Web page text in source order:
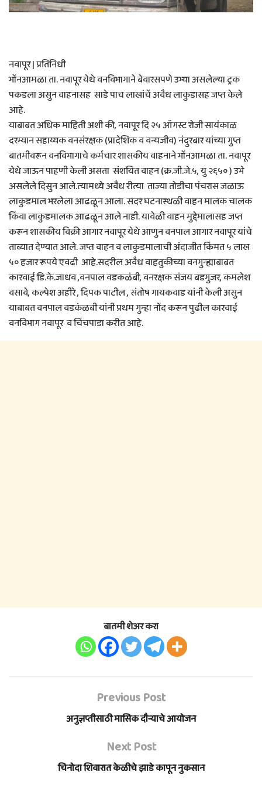
नवापूर | प्रतिनिधी
भोंनआमळा ता. नवापूर येथे वनविभागाने बेवारसपणे उभ्या असलेल्या ट्रक
पकडला असुन वाहनासह साडे पाच लाखांचें अवैध लाकुडासह जप्त केले
आहे.
याबाबत अधिक माहिती अशी की, नवापूर दि २५ ऑगस्ट रोजी सायंकाळ
दरम्यान सहाय्यक वनसंरक्षक (प्रादेशिक व वन्यजीव) नंदुरबार यांच्या गुप्त
बातमीवरून वनविभागाचे कर्मचार शासकीय वाहनाने भोंनआमळा ता. नवापूर
येथे जाऊन पाहणी केली असता संशयित वाहन (क्र.जी.जे.५, यु २६५० ) उभे
असलेले दिसुन आले.त्यामध्ये अवैध रीत्या ताज्या तोडीचा पंचरास जळाऊ
लाकुडमाल भरलेला आढळून आला. सदर घटनास्थळी वाहन मालक चालक
किंवा लाकुडमालक आढळून आले नाही. यावेळी वाहन मुद्देमालासह जप्त
करून शासकीय विक्री आगार नवापूर येथे आणुन वनपाल आगार नवापूर यांचे
ताब्यात देण्यात आले. जप्त वाहन व लाकुडमालाची अंदाजीत किंमत ५ लाख
५० हजार रूपये एवढी आहे.सदरील अवैध वाहतुकीच्या वनगुन्ह्याबाबत
कारवाई डि.के.जाधव ,वनपाल वडकळंबी, वनरक्षक संजय बडगुजर, कमलेश
वसावे, कल्पेश अहीरे , दिपक पाटील , संतोष गायकवाड यांनी केली असुन
याबाबत वनपाल वडकंळबी यांनी प्रथम गुन्हा नोंद करून पुढील कारवाई
वनविभाग नवापूर व चिंचपाडा करीत आहे.
बातमी शेअर करा
Previous Post
अनुज्ञप्तीसाठी मासिक दौऱ्याचे आयोजन
Next Post
चिनोदा शिवारात केळीचे झाडे कापून नुकसान